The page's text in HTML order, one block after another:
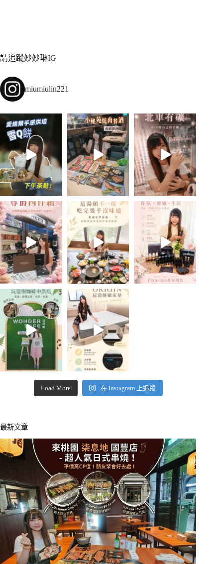
請追蹤妙妙琳IG
miumiulin221
Load More 在 Instagram 上追蹤
最新文章